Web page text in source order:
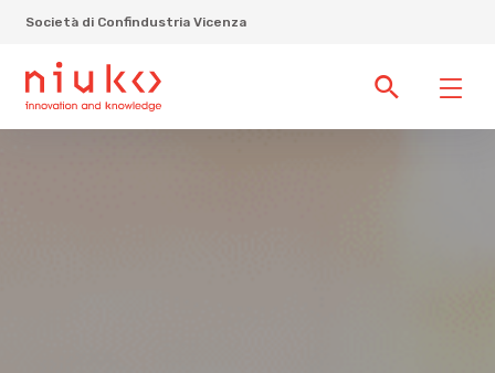
Società di Confindustria Vicenza